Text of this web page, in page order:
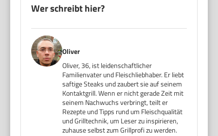
Wer schreibt hier?
Oliver
Oliver, 36, ist leidenschaftlicher
Familienvater und Fleischliebhaber. Er liebt
saftige Steaks und zaubert sie auf seinem
Kontaktgrill. Wenn er nicht gerade Zeit mit
seinem Nachwuchs verbringt, teilt er
Rezepte und Tipps rund um Fleischqualität
und Grilltechnik, um Leser zu inspirieren,
zuhause selbst zum Grillprofi zu werden.